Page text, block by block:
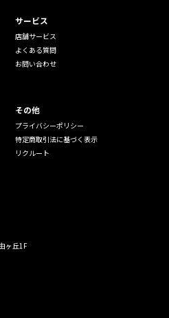
サービス
店舗サービス
よくある質問
お問い合わせ
その他
プライバシーポリシー
特定商取引法に基づく表示
リクルート
ヶ丘1F